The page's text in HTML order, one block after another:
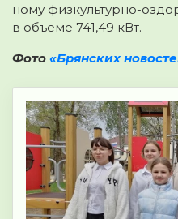
ному физкультурно-
в объеме 741,49 кВт.
Фото «Брянских